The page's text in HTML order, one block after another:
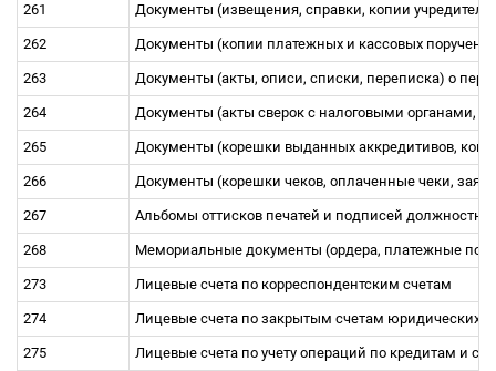
261 Документы (извещения, справки, копии
262 Документы (копии платежных и кассовых
263 Документы (акты, описи, списки, переписка) о
264 Документы (акты сверок с налоговыми органами,
265 Документы (корешки выданных аккредитивов,
266 Документы (корешки чеков, оплаченные чеки,
267 Альбомы оттисков печатей и подписей
268 Мемориальные документы (ордера, платежные
273 Лицевые счета по корреспондентским счетам
274 Лицевые счета по закрытым счетам юридических
275 Лицевые счета по учету операций по кредитам и